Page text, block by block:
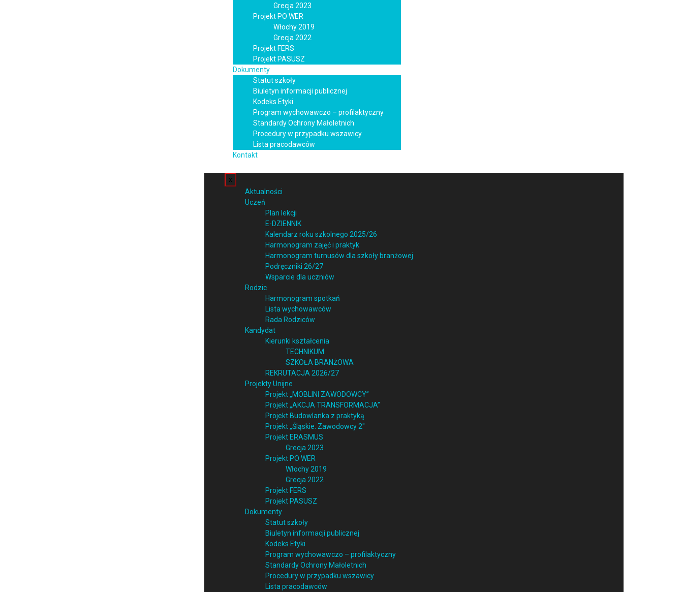
Grecja 2023
Projekt PO WER
Włochy 2019
Grecja 2022
Projekt FERS
Projekt PASUSZ
Dokumenty
Statut szkoły
Biuletyn informacji publicznej
Kodeks Etyki
Program wychowawczo – profilaktyczny
Standardy Ochrony Małoletnich
Procedury w przypadku wszawicy
Lista pracodawców
Kontakt
x
Aktualności
Uczeń
Plan lekcji
E-DZIENNIK
Kalendarz roku szkolnego 2025/26
Harmonogram zajęć i praktyk
Harmonogram turnusów dla szkoły branżowej
Podręczniki 26/27
Wsparcie dla uczniów
Rodzic
Harmonogram spotkań
Lista wychowawców
Rada Rodziców
Kandydat
Kierunki kształcenia
TECHNIKUM
SZKOŁA BRANŻOWA
REKRUTACJA 2026/27
Projekty Unijne
Projekt „MOBLINI ZAWODOWCY”
Projekt „AKCJA TRANSFORMACJA”
Projekt Budowlanka z praktyką
Projekt „Śląskie. Zawodowcy 2″
Projekt ERASMUS
Grecja 2023
Projekt PO WER
Włochy 2019
Grecja 2022
Projekt FERS
Projekt PASUSZ
Dokumenty
Statut szkoły
Biuletyn informacji publicznej
Kodeks Etyki
Program wychowawczo – profilaktyczny
Standardy Ochrony Małoletnich
Procedury w przypadku wszawicy
Lista pracodawców